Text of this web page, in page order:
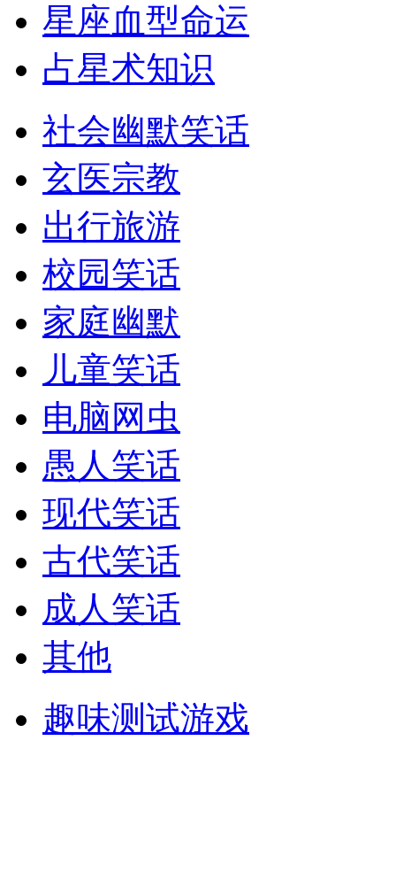
星座血型命运
占星术知识
社会幽默笑话
玄医宗教
出行旅游
校园笑话
家庭幽默
儿童笑话
电脑网虫
愚人笑话
现代笑话
古代笑话
成人笑话
其他
趣味测试游戏